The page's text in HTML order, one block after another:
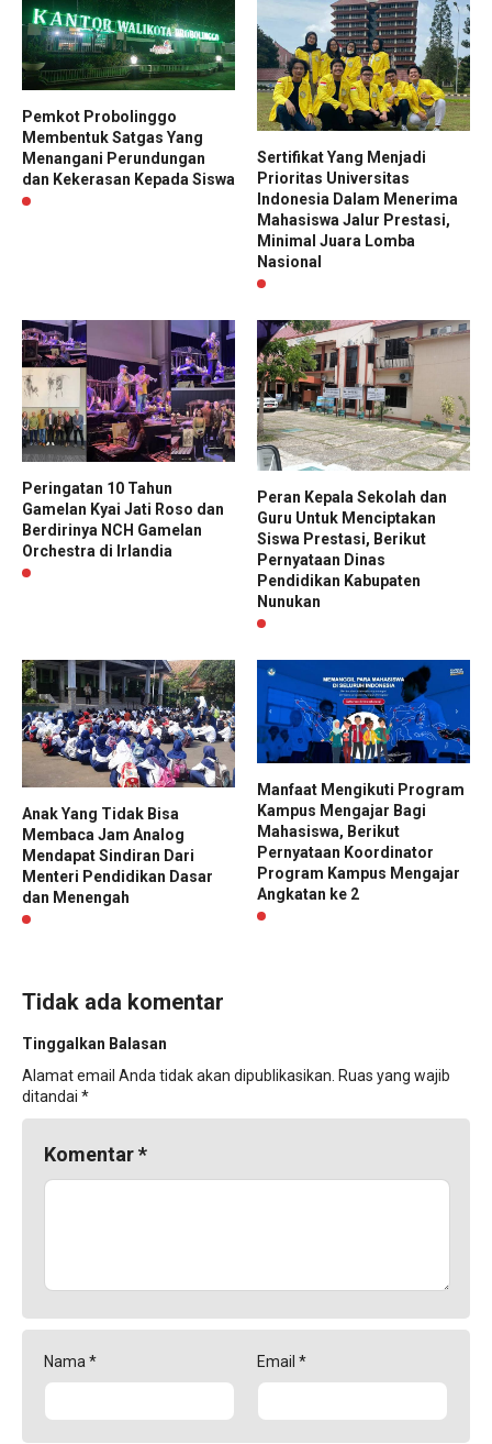
Pemkot Probolinggo
Membentuk Satgas Yang
Menangani Perundungan
dan Kekerasan Kepada Siswa
Sertifikat Yang Menjadi
Prioritas Universitas
Indonesia Dalam Menerima
Mahasiswa Jalur Prestasi,
Minimal Juara Lomba
Nasional
Peringatan 10 Tahun
Gamelan Kyai Jati Roso dan
Berdirinya NCH Gamelan
Orchestra di Irlandia
Peran Kepala Sekolah dan
Guru Untuk Menciptakan
Siswa Prestasi, Berikut
Pernyataan Dinas
Pendidikan Kabupaten
Nunukan
Anak Yang Tidak Bisa
Membaca Jam Analog
Mendapat Sindiran Dari
Menteri Pendidikan Dasar
dan Menengah
Manfaat Mengikuti Program
Kampus Mengajar Bagi
Mahasiswa, Berikut
Pernyataan Koordinator
Program Kampus Mengajar
Angkatan ke 2
Tidak ada komentar
Tinggalkan Balasan
Alamat email Anda tidak akan dipublikasikan. Ruas yang wajib
ditandai *
Komentar*
Nama * Email *